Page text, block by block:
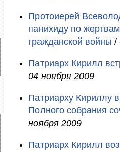
Протоиерей
панихиду по
гражданской войны /
Патриарх Кирилл
04 ноября 2009
Патриарху Кириллу
Полного собрания
ноября 2009
Патриарх Кирилл